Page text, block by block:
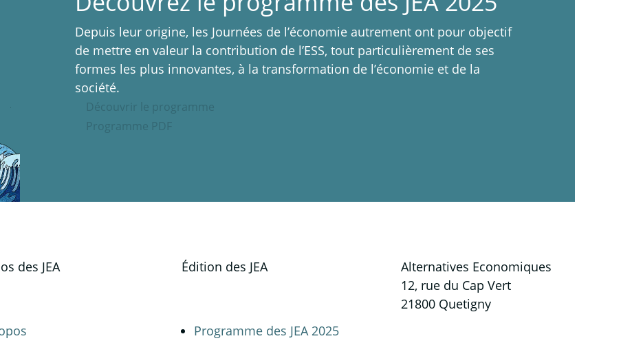
Depuis leur origine, les Journées de l’économie autrement ont pour objectif
de mettre en valeur la contribution de l’ESS, tout particulièrement de ses
formes les plus innovantes, à la transformation de l’économie et de la
société.
Découvrir le programme
Programme PDF
des JEA Édition des JEA
Programme des JEA 2025
Alternatives Economiques
12, rue du Cap Vert
21800 Quetigny​